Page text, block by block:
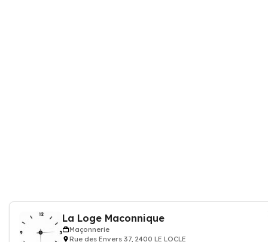
La Loge Maconnique
Maçonnerie
Rue des Envers 37, 2400 LE LOCLE